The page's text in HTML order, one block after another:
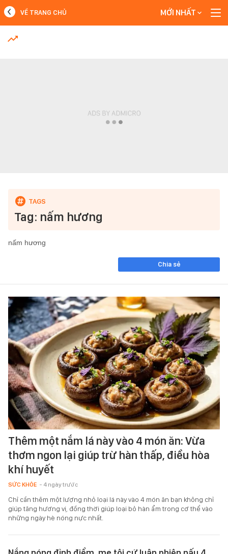
MỚI NHẤT
VỀ TRANG CHỦ MỚI NHẤT
Tag: nấm hương
nấm hương
Chia sẻ
Thêm một nắm lá này vào 4 món ăn: Vừa
thơm ngon lại giúp trừ hàn thấp, điều hòa
khí huyết
SỨC KHỎE - 4 ngày trước
Chỉ cần thêm một lượng nhỏ loại lá này vào 4 món ăn bạn không chỉ
giúp tăng hương vị, đồng thời giúp loại bỏ hàn ẩm trong cơ thể vào
những ngày hè nóng nực nhất.